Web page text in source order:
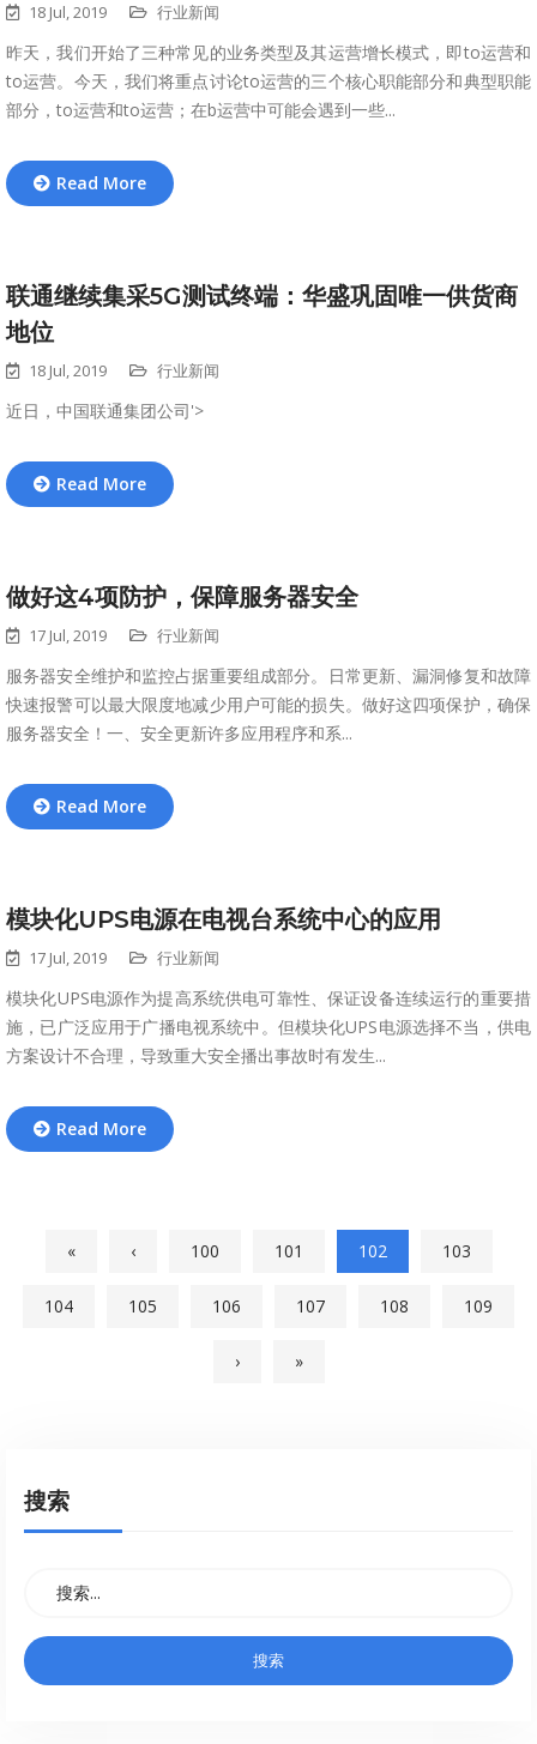
18 Jul, 2019 行业新闻
昨天，我们开始了三种常见的业务类型及其运营增长模式，即to运营和
to运营。今天，我们将重点讨论to运营的三个核心职能部分和典型职能
部分，to运营和to运营；在b运营中可能会遇到一些...
Read More
联通继续集采5G测试终端：华盛巩固唯一供货商
地位
18 Jul, 2019 行业新闻
近日，中国联通集团公司'>
Read More
做好这4项防护，保障服务器安全
17 Jul, 2019 行业新闻
服务器安全维护和监控占据重要组成部分。日常更新、漏洞修复和故障
快速报警可以最大限度地减少用户可能的损失。做好这四项保护，确保
服务器安全！一、安全更新许多应用程序和系...
Read More
模块化UPS电源在电视台系统中心的应用
17 Jul, 2019 行业新闻
模块化UPS电源作为提高系统供电可靠性、保证设备连续运行的重要措
施，已广泛应用于广播电视系统中。但模块化UPS电源选择不当，供电
方案设计不合理，导致重大安全播出事故时有发生...
Read More
« ‹ 100 101 102 103
104 105 106 107 108 109
› »
搜索